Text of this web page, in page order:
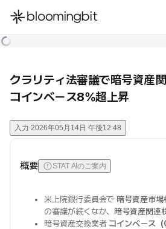
한국어
クラリティ法審議で暗号資産関
コインベース8%超上昇
入力 2026年05月14日 午後12:48
概要 STAT AIのご案内
米上院銀行委員会で 暗号資産市場
の審議が続くなか、 暗号資産関連
暗号資産交換業者 コインベース